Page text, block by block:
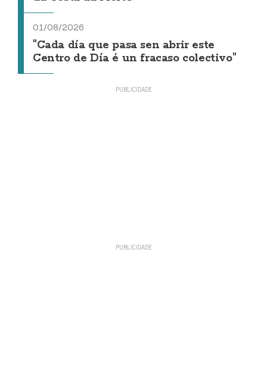
01/08/2026
"Cada día que pasa sen abrir este
Centro de Día é un fracaso colectivo"